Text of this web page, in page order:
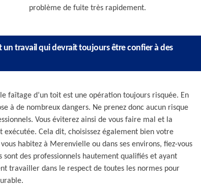
problème de fuite très rapidement.
un travail qui devrait toujours être confier à des
faîtage d’un toit est une opération toujours risquée. En
à de nombreux dangers. Ne prenez donc aucun risque
Vous éviterez ainsi de vous faire mal et la
Cela dit, choisissez également bien votre
habitez à Merenvielle ou dans ses environs, fiez-vous
des professionnels hautement qualifiés et ayant
travailler dans le respect de toutes les normes pour